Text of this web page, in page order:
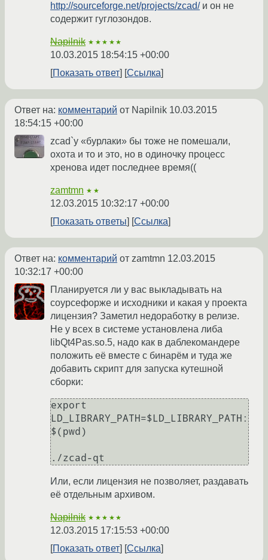
http://sourceforge.net/projects/zcad/и он не
содержит гуглозондов.
Napilnik ★★★★★
10.03.2015 18:54:15 +00:00
Показать ответ
Ссылка
Ответ на: комментарий от Napilnik 10.03.2015
18:54:15 +00:00
zcad`у «бурлаки» бы тоже не помешали,
охота и то и это, но в одиночку процесс
хренова идет последнее время((
zamtmn ★★
12.03.2015 10:32:17 +00:00
Показать ответы
Ссылка
Ответ на: комментарий от zamtmn 12.03.2015
10:32:17 +00:00
Планируется ли у вас выкладывать на
соурсефорже и исходники и какая у проекта
лицензия? Заметил недоработку в релизе.
Не у всех в системе установлена либа
libQt4Pas.so.5, надо как в даблекомандере
положить её вместе с бинарём и туда же
добавить скрипт для запуска кутешной
сборки:
export
LD_LIBRARY_PATH=$LD_LIBRARY_PATH:
$(pwd)
./zcad-qt
Или, если лицензия не позволяет, раздавать
её отдельным архивом.
Napilnik ★★★★★
12.03.2015 17:15:53 +00:00
Показать ответ
Ссылка